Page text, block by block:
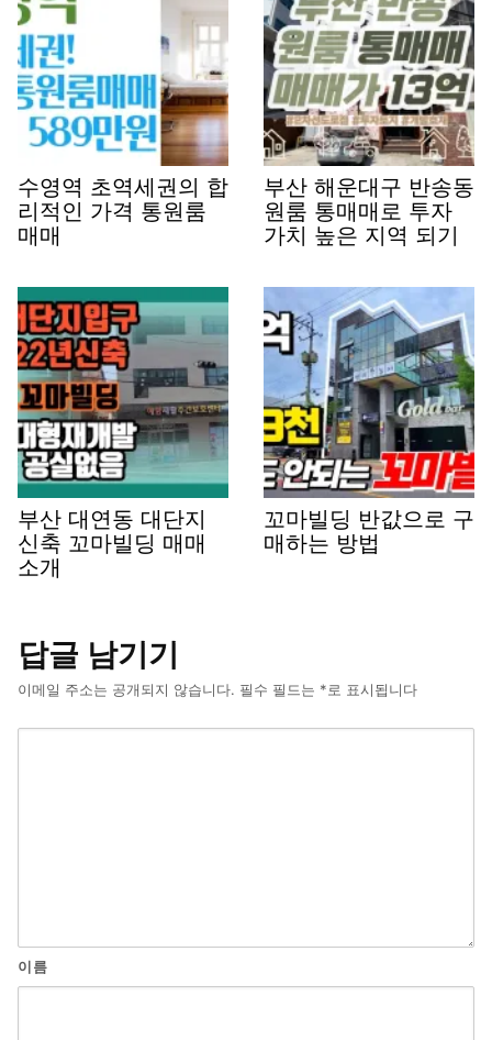
수영역 초역세권의 합
리적인 가격 통원룸
매매
부산 해운대구 반송동
원룸 통매매로 투자
가치 높은 지역 되기
부산 대연동 대단지
신축 꼬마빌딩 매매
소개
꼬마빌딩 반값으로 구
매하는 방법
답글 남기기
이메일 주소는 공개되지 않습니다. 필수 필드는 *로 표시됩니다
이름